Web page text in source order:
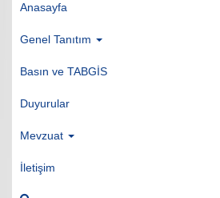
Anasayfa
Genel Tanıtım
Basın ve TABGİS
Duyurular
Mevzuat
İletişim